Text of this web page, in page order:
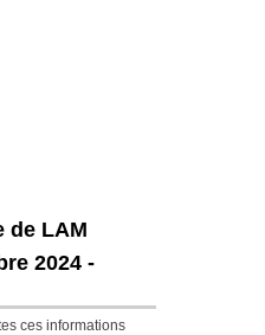
de LAM
2024 -
ces informations